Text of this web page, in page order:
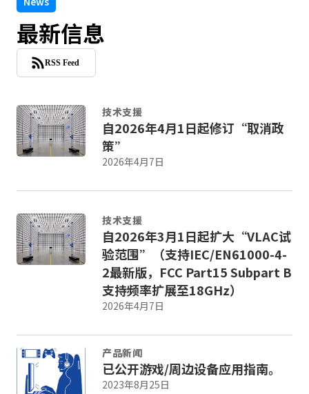
最新信息
RSS Feed
技术支援
自2026年4月1日起修订“取消政
策”
2026年4月7日
技术支援
自2026年3月1日起扩大“VLAC试
验范围”（支持IEC/EN61000-4-
2最新版，FCC Part15 Subpart B
支持频率扩展至18GHz）
2026年4月7日
产品新闻
已公开游戏/周边设备应用指南。
2023年8月25日